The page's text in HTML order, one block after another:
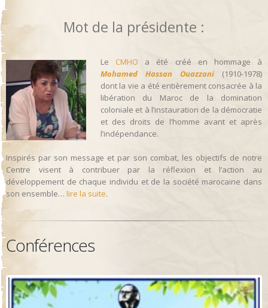
Mot de la présidente :
Le CMHO a été créé en hommage à
Mohamed Hassan Ouazzani (1910-1978)
dont la vie a été entièrement consacrée à la
libération du Maroc de la domination
coloniale et à l’instauration de la démocratie
et des droits de l’homme avant et après
l’indépendance.
Inspirés par son message et par son combat, les objectifs de notre
Centre visent à contribuer par la réflexion et l’action au
développement de chaque individu et de la société marocaine dans
son ensemble… lire la suite.
Conférences